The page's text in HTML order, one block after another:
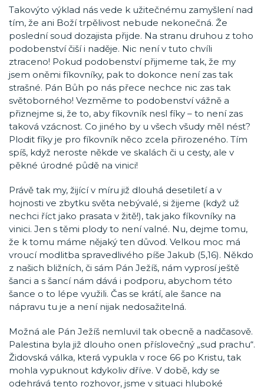
Takovýto výklad nás vede k užitečnému zamyšlení nad
tím, že ani Boží trpělivost nebude nekonečná. Že
poslední soud dozajista přijde. Na stranu druhou z toho
podobenství čiší i naděje. Nic není v tuto chvíli
ztraceno! Pokud podobenství přijmeme tak, že my
jsem oněmi fíkovníky, pak to dokonce není zas tak
strašné. Pán Bůh po nás přece nechce nic zas tak
světoborného! Vezměme to podobenství vážně a
přiznejme si, že to, aby fíkovník nesl fíky – to není zas
taková vzácnost. Co jiného by u všech všudy měl nést?
Plodit fíky je pro fíkovník něco zcela přirozeného. Tím
spíš, když neroste někde ve skalách či u cesty, ale v
pěkné úrodné půdě na vinici!
Právě tak my, žijící v míru již dlouhá desetiletí a v
hojnosti ve zbytku světa nebývalé, si žijeme (když už
nechci říct jako prasata v žitě!), tak jako fíkovníky na
vinici. Jen s těmi plody to není valné. Nu, dejme tomu,
že k tomu máme nějaký ten důvod. Velkou moc má
vroucí modlitba spravedlivého píše Jakub (5,16). Někdo
z našich bližních, či sám Pán Ježíš, nám vyprosí ještě
šanci a s šancí nám dává i podporu, abychom této
šance o to lépe využili. Čas se krátí, ale šance na
nápravu tu je a není nijak nedosažitelná.
Možná ale Pán Ježíš nemluvil tak obecně a nadčasově.
Palestina byla již dlouho onen příslovečný „sud prachu“.
Židovská válka, která vypukla v roce 66 po Kristu, tak
mohla vypuknout kdykoliv dříve. V době, kdy se
odehrává tento rozhovor, jsme v situaci hluboké